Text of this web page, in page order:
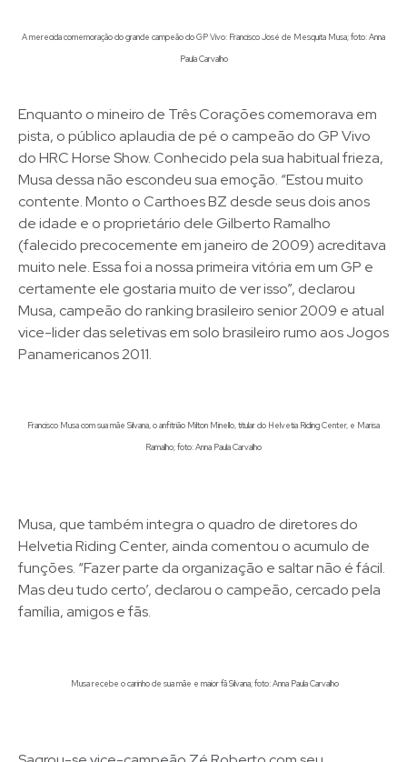
A merecida comemoração do grande campeão do GP Vivo: Francisco José de Mesquita Musa; foto: Anna
Paula Carvalho
Enquanto o mineiro de Três Corações comemorava em
pista, o público aplaudia de pé o campeão do GP Vivo
do HRC Horse Show. Conhecido pela sua habitual frieza,
Musa dessa não escondeu sua emoção. “Estou muito
contente. Monto o Carthoes BZ desde seus dois anos
de idade e o proprietário dele Gilberto Ramalho
(falecido precocemente em janeiro de 2009) acreditava
muito nele. Essa foi a nossa primeira vitória em um GP e
certamente ele gostaria muito de ver isso”, declarou
Musa, campeão do ranking brasileiro senior 2009 e atual
vice-lider das seletivas em solo brasileiro rumo aos Jogos
Panamericanos 2011.
Francisco Musa com sua mãe Silvana, o anfitrião Milton Minello, titular do Helvetia Riding Center, e Marisa
Ramalho; foto: Anna Paula Carvalho
Musa, que também integra o quadro de diretores do
Helvetia Riding Center, ainda comentou o acumulo de
funções. “Fazer parte da organização e saltar não é fácil.
Mas deu tudo certo’, declarou o campeão, cercado pela
família, amigos e fãs.
Musa recebe o carinho de sua mãe e maior fã Silvana; foto: Anna Paula Carvalho